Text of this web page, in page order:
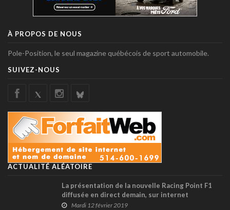
À PROPOS DE NOUS
Pole-Position, le seul magazine québécois de sport automobile.
SUIVEZ-NOUS
ACTUALITÉ ALÉATOIRE
La présentation de la nouvelle Racing Point F1
diffusée en direct demain, sur internet
Mardi 12 février 2019